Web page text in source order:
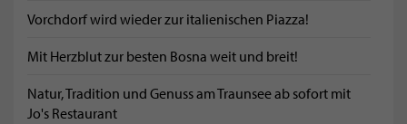
Vorchdorf wird wieder zur italienischen Piazza!
Mit Herzblut zur besten Bosna weit und breit!
Natur, Tradition und Genuss am Traunsee ab sofort mit
Jo's Restaurant